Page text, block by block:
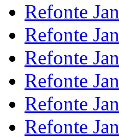
Refonte
Refonte
Refonte
Refonte
Refonte
Refonte